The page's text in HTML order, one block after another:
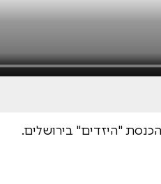
"היזדים" בירושלים.